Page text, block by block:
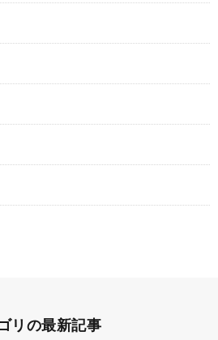
リの最新記事